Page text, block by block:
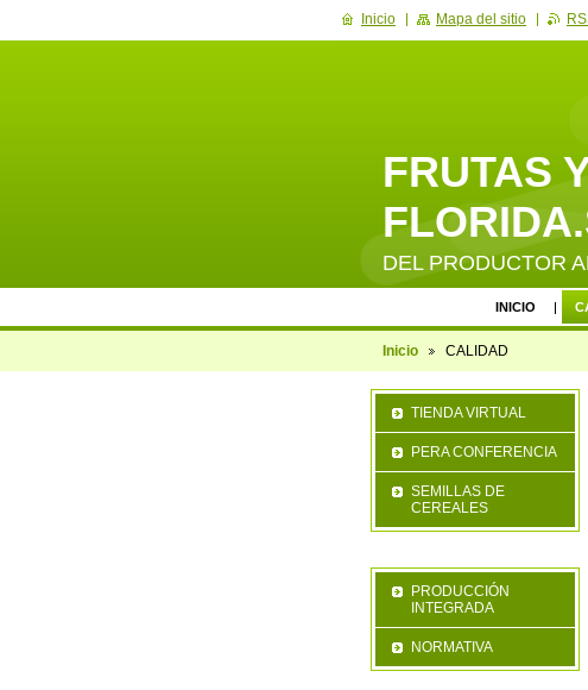
FRUTAS
DEL PRODUCTOR
INICIO
Inicio CALIDAD
TIENDA VIRTUAL
PERA CONFERENCIA
SEMILLAS DE
CEREALES
PRODUCCIÓN
INTEGRADA
NORMATIVA
Inicio Mapa del sitio